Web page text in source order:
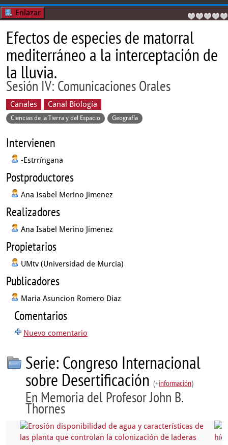
Enlazar
Efectos de especies de matorral
mediterráneo a la interceptación de
la lluvia.
Sesión IV: Comunicaciones Orales
Canales Canal Biología
Ciencias de la Tierra y del Espacio Geografía
Intervienen
-Estrríngana
Postproductores
Ana Isabel Merino Jimenez
Realizadores
Ana Isabel Merino Jimenez
Propietarios
UMtv (Universidad de Murcia)
Publicadores
Maria Asuncion Romero Diaz
Comentarios
Nuevo comentario
Serie: Congreso Internacional
sobre Desertificación (+información)
En Memoria del Profesor John B.
Thornes